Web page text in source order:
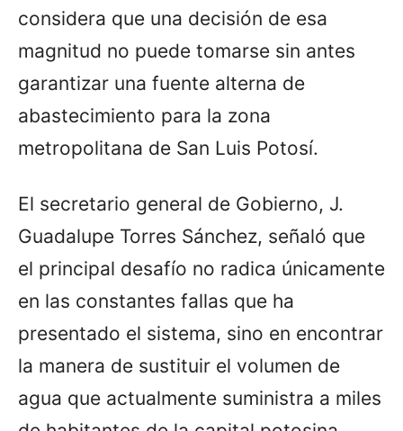
considera que una decisión de esa
magnitud no puede tomarse sin antes
garantizar una fuente alterna de
abastecimiento para la zona
metropolitana de San Luis Potosí.
El secretario general de Gobierno, J.
Guadalupe Torres Sánchez, señaló que
el principal desafío no radica únicamente
en las constantes fallas que ha
presentado el sistema, sino en encontrar
la manera de sustituir el volumen de
agua que actualmente suministra a miles